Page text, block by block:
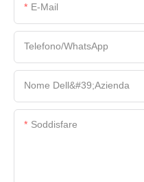
E-Mail
Telefono/WhatsApp
Nome Dell&#39;azienda
Soddisfare